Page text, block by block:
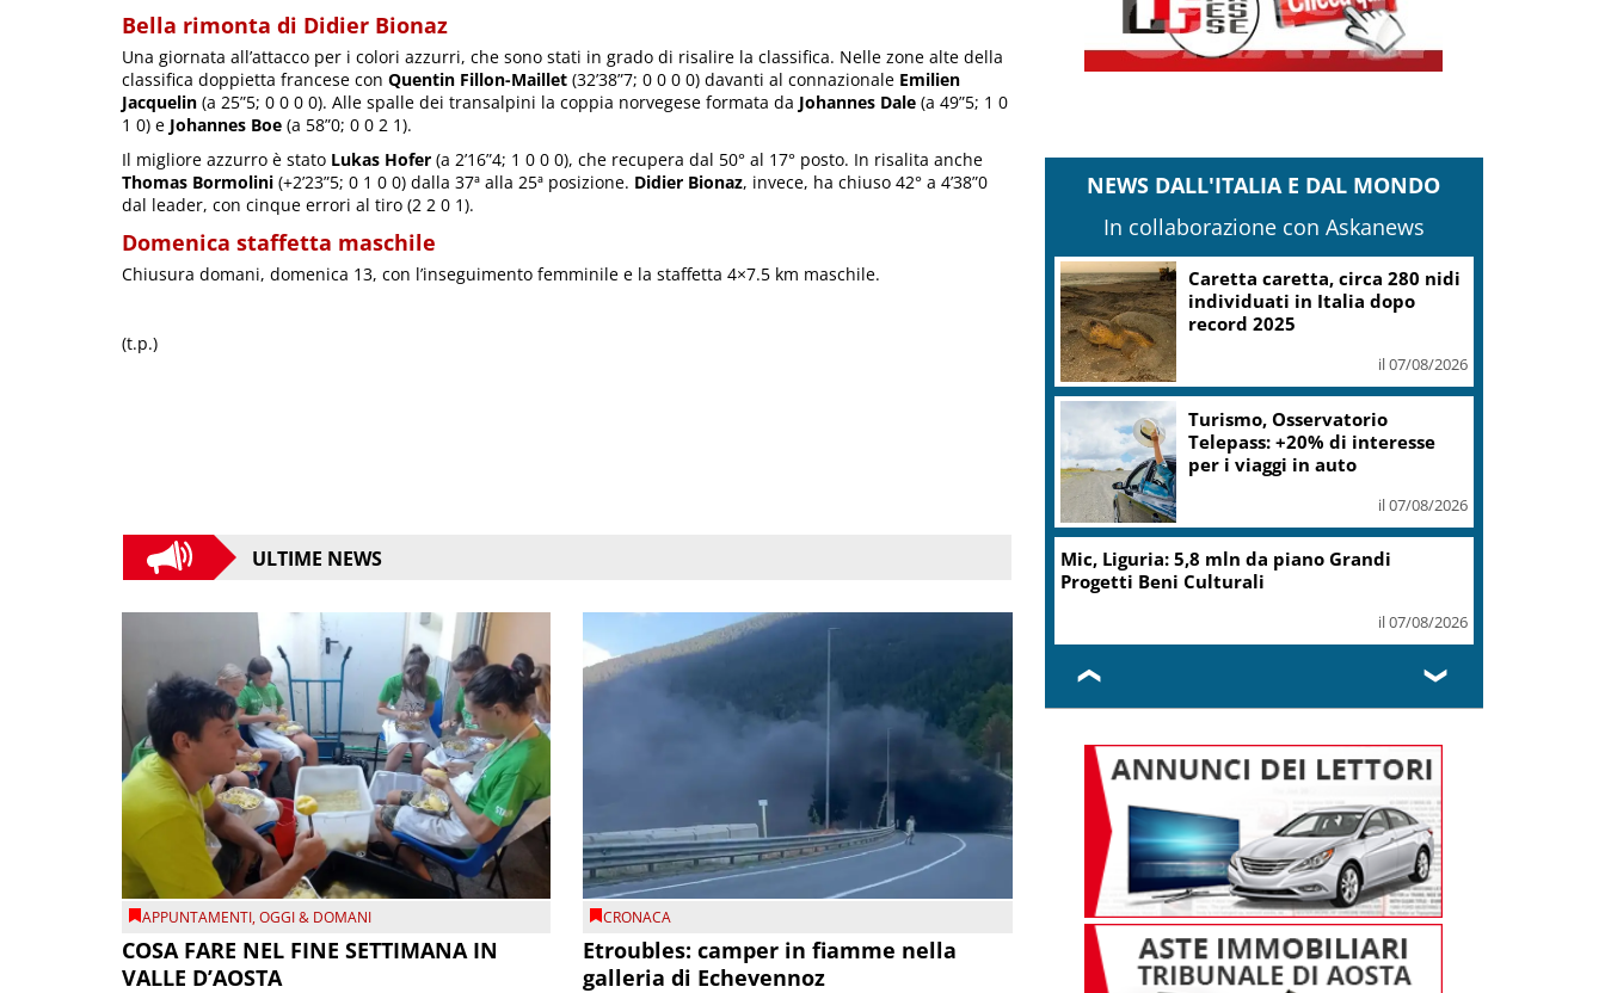
Bella rimonta di Didier Bionaz
Una giornata all’attacco per i colori azzurri, che sono stati in grado di risalire la classifica. Nelle zone alte della
classifica doppietta francese con Quentin Fillon-Maillet (32’38”7; 0 0 0 0) davanti al connazionale Emilien
Jacquelin (a 25”5; 0 0 0 0). Alle spalle dei transalpini la coppia norvegese formata da Johannes Dale (a 49”5; 1 0
1 0) e Johannes Boe (a 58”0; 0 0 2 1).
Il migliore azzurro è stato Lukas Hofer (a 2’16”4; 1 0 0 0), che recupera dal 50° al 17° posto. In risalita anche
Thomas Bormolini (+2’23”5; 0 1 0 0) dalla 37ª alla 25ª posizione. Didier Bionaz, invece, ha chiuso 42° a 4’38”0
dal leader, con cinque errori al tiro (2 2 0 1).
Domenica staffetta maschile
Chiusura domani, domenica 13, con l’inseguimento femminile e la staffetta 4×7.5 km maschile.
(t.p.)
ULTIME NEWS
APPUNTAMENTI,OGGI & DOMANI
COSA FARE NEL FINE SETTIMANA IN
VALLE D’AOSTA
CRONACA
Etroubles: camper in fiamme nella
galleria di Echevennoz
NEWS DALL'ITALIA E DAL MONDO
In collaborazione con Askanews
Caretta caretta, circa 280 nidi
individuati in Italia dopo
record 2025
il 07/08/2026
Turismo, Osservatorio
Telepass: +20% di interesse
per i viaggi in auto
il 07/08/2026
Mic, Liguria: 5,8 mln da piano Grandi
Progetti Beni Culturali
il 07/08/2026
❮ ❯